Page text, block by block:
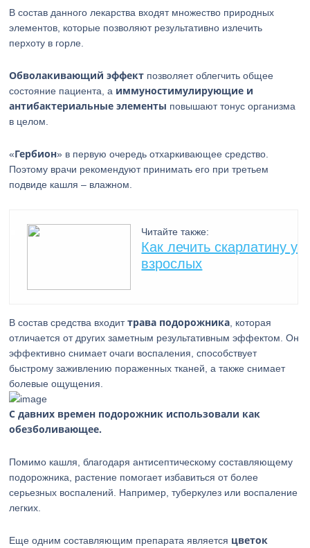
В состав данного лекарства входят множество природных
элементов, которые позволяют результативно излечить
перхоту в горле.
Обволакивающий эффект позволяет облегчить общее
состояние пациента, а иммуностимулирующие и
антибактериальные элементы повышают тонус организма
в целом.
«Гербион» в первую очередь отхаркивающее средство.
Поэтому врачи рекомендуют принимать его при третьем
подвиде кашля – влажном.
Читайте также:
Как лечить скарлатину у
взрослых
В состав средства входиттрава подорожника , которая
отличается от других заметным результативным эффектом. Он
эффективно снимает очаги воспаления, способствует
быстрому заживлению пораженных тканей, а также снимает
болевые ощущения.
С давних времен подорожник использовали как
обезболивающее.
Помимо кашля, благодаря антисептическому составляющему
подорожника, растение помогает избавиться от более
серьезных воспалений. Например, туберкулез или воспаление
легких.
Еще одним составляющим препарата является цветок